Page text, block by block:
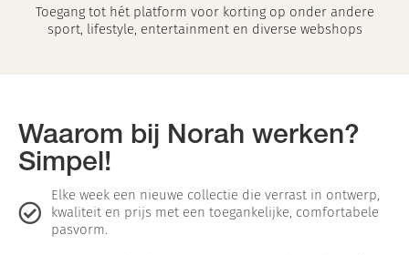
Toegang tot hét platform voor korting op onder andere
sport, lifestyle, entertainment en diverse webshops
Waarom bij Norah werken?
Simpel!
Elke week een nieuwe collectie die verrast in ontwerp,
kwaliteit en prijs met een toegankelijke, comfortabele
pasvorm.